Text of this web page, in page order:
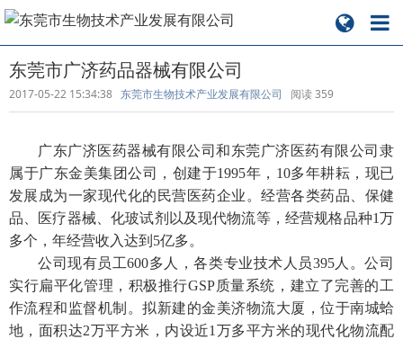
东莞市广济药品器械有限公司
2017-05-22 15:34:38 东莞市生物技术产业发展有限公司 阅读359
广东广济医药器械有限公司和东莞广济医药有限公司隶
属于广东金美集团公司，创建于1995年，10多年耕耘，现已
发展成为一家现代化的民营医药企业。经营各类药品、保健
品、医疗器械、化玻试剂以及现代物流等，经营规格品种1万
多个，年经营收入达到5亿多。
公司现有员工600多人，各类专业技术人员395人。公司
实行扁平化管理，积极推行GSP质量系统，建立了完善的工
作流程和监督机制。拟新建的金美济物流大厦，位于南城蛤
地，面积达2万平方米，内设近1万多平方米的现代化物流配